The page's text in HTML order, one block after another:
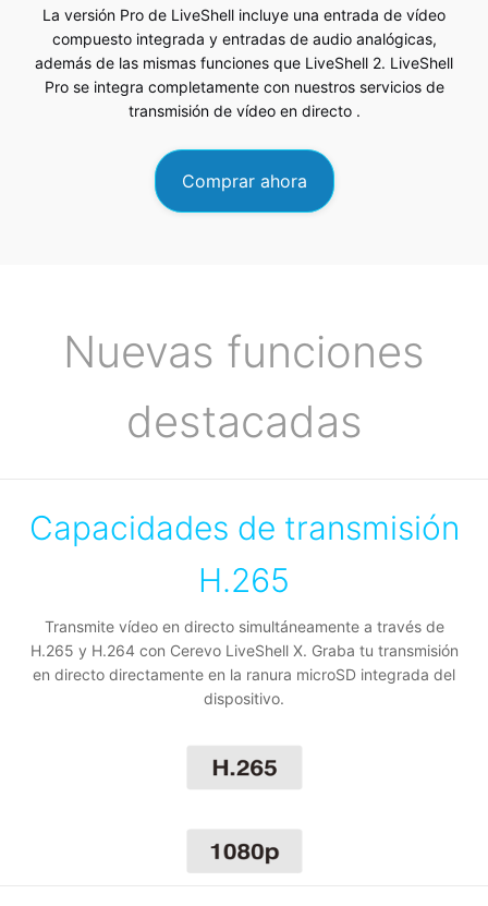
La versión Pro de LiveShell incluye una entrada de vídeo
compuesto integrada y entradas de audio analógicas,
además de las mismas funciones que LiveShell 2. LiveShell
Pro se integra completamente con nuestros servicios de
transmisión de vídeo en directo.
Comprar ahora
Nuevas funciones
destacadas
Capacidades de transmisión
H.265
Transmite vídeo en directo simultáneamente a través de
H.265 y H.264 con Cerevo LiveShell X. Graba tu transmisión
en directo directamente en la ranura microSD integrada del
dispositivo.